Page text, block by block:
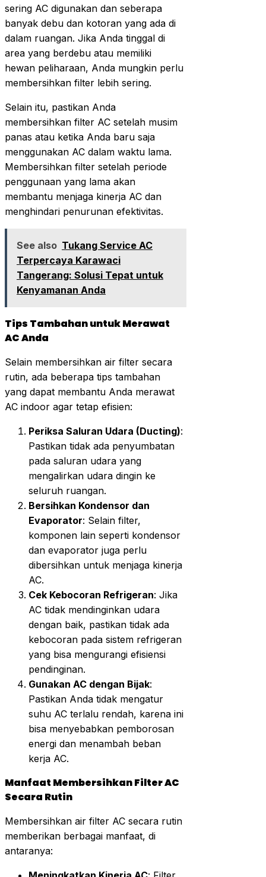
sering AC digunakan dan seberapa
banyak debu dan kotoran yang ada di
dalam ruangan. Jika Anda tinggal di
area yang berdebu atau memiliki
hewan peliharaan, Anda mungkin perlu
membersihkan filter lebih sering.
Selain itu, pastikan Anda
membersihkan filter AC setelah musim
panas atau ketika Anda baru saja
menggunakan AC dalam waktu lama.
Membersihkan filter setelah periode
penggunaan yang lama akan
membantu menjaga kinerja AC dan
menghindari penurunan efektivitas.
See also Tukang Service AC
Terpercaya Karawaci
Tangerang: Solusi Tepat untuk
Kenyamanan Anda
Tips Tambahan untuk Merawat
AC Anda
Selain membersihkan air filter secara
rutin, ada beberapa tips tambahan
yang dapat membantu Anda merawat
AC indoor agar tetap efisien:
Periksa Saluran Udara (Ducting):
Pastikan tidak ada penyumbatan
pada saluran udara yang
mengalirkan udara dingin ke
seluruh ruangan.
Bersihkan Kondensor dan
Evaporator: Selain filter,
komponen lain seperti kondensor
dan evaporator juga perlu
dibersihkan untuk menjaga kinerja
AC.
Cek Kebocoran Refrigeran: Jika
AC tidak mendinginkan udara
dengan baik, pastikan tidak ada
kebocoran pada sistem refrigeran
yang bisa mengurangi efisiensi
pendinginan.
Gunakan AC dengan Bijak:
Pastikan Anda tidak mengatur
suhu AC terlalu rendah, karena ini
bisa menyebabkan pemborosan
energi dan menambah beban
kerja AC.
Manfaat Membersihkan Filter AC
Secara Rutin
Membersihkan air filter AC secara rutin
memberikan berbagai manfaat, di
antaranya: